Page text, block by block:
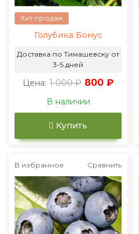
Хит продаж
Голубика Бонус
Доставка по Тимашевску от
3-5 дней
Цена: 1 000 ₽ 800 ₽
В наличии
Купить
В избранное Сравнить